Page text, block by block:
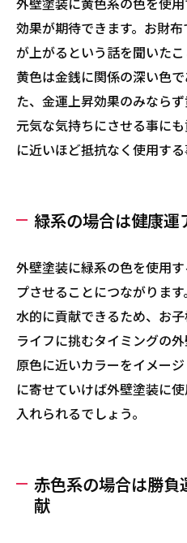
効果が期待できます。お財
が上がるという話を聞いた
黄色は金銭に関係の深い色
た、金運上昇効果のみなら
元気な気持ちにさせる事に
に近いほど抵抗なく使用する
緑系の場合は健康運
外壁塗装に緑系の色を使用
プさせることにつながりま
水的に貢献できるため、お
ライフに挑むタイミングの
原色に近いカラーをイメー
に寄せていけば外壁塗装に
入れられるでしょう。
赤色系の場合は勝
献